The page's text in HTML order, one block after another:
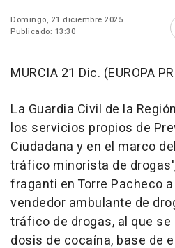
Domingo, 21 diciembre 2025
Publicado: 13:30
MURCIA 21 Dic. (EUROPA
La Guardia Civil de la
los servicios propios de
Ciudadana y en el marco
tráfico minorista de
fraganti en Torre Pacheco
vendedor ambulante de
tráfico de drogas, al que
dosis de cocaína, base de